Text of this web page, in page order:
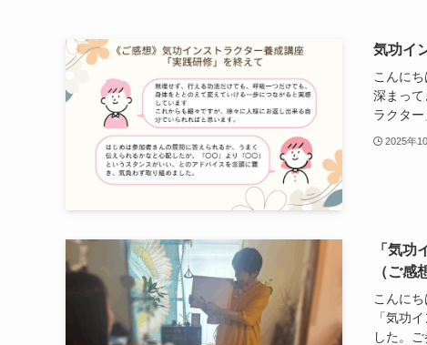
気功イ
こんに
深まっ
ラクター
2025年
「気功
（ご感
こんに
「気功
した。ご